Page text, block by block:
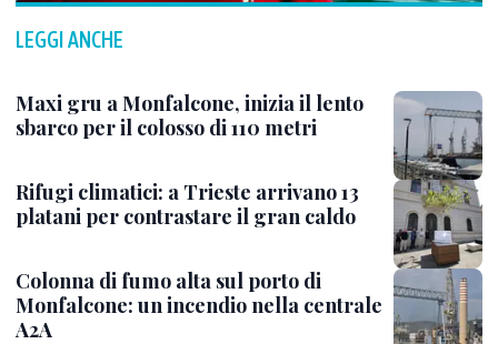
LEGGI ANCHE
Maxi gru a Monfalcone, inizia il lento
sbarco per il colosso di 110 metri
Rifugi climatici: a Trieste arrivano 13
platani per contrastare il gran caldo
Colonna di fumo alta sul porto di
Monfalcone: un incendio nella centrale
A2A